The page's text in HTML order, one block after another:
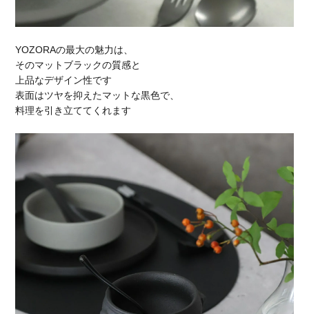
YOZORAの最大の魅力は、
そのマットブラックの質感と
上品なデザイン性です
表面はツヤを抑えたマットな黒色で、
料理を引き立ててくれます